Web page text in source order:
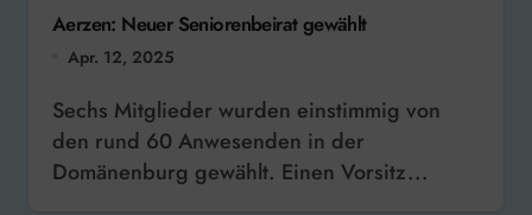
Aerzen: Neuer Seniorenbeirat gewählt
Apr. 12, 2025
Sechs Mitglieder wurden einstimmig von
den rund 60 Anwesenden in der
Domänenburg gewählt. Einen Vorsitz...